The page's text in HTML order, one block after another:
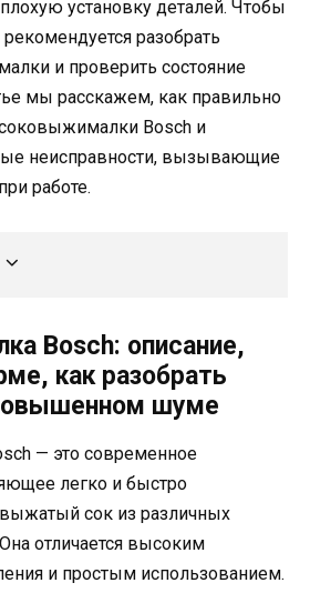
установку деталей. Чтобы
разобрать
и проверить состояние
мы расскажем, как правильно
Bosch и
неисправности, вызывающие
работе.
Bosch: описание,
как разобрать
шуме
— это современное
легко и быстро
сок из различных
отличается высоким
и простым использованием.